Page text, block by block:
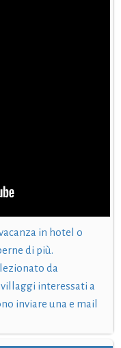
in hotel o
di più.
da
interessati a
inviare una e mail